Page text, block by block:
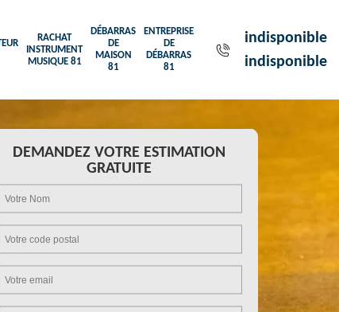
RACHAT
INSTRUMENT
MUSIQUE 81
DÉBARRAS
DE
MAISON
81
ENTREPRISE
DE
DÉBARRAS
81
indisponible
indisponible
DEMANDEZ VOTRE ESTIMATION
GRATUITE